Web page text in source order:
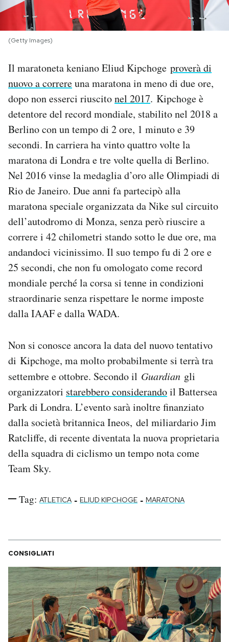
I MIEI PREFERITI
CALENDARIO
AREA PERSONALE
Area Personale
Newsletter
Notifiche mobile
Regala il Post
Hai bisogno di aiuto?
Esci
(Getty Images)
Il maratoneta keniano Eliud Kipchoge proverà di
nuovo a correreuna maratona in meno di due ore,
dopo non esserci riuscitonel 2017. Kipchoge è
detentore del record mondiale, stabilito nel 2018 a
Berlino con un tempo di 2 ore, 1 minuto e 39
secondi. In carriera ha vinto quattro volte la
maratona di Londra e tre volte quella di Berlino.
Nel 2016 vinse la medaglia d’oro alle Olimpiadi di
Rio de Janeiro. Due anni fa partecipò alla
maratona speciale organizzata da Nike sul circuito
dell’autodromo di Monza, senza però riuscire a
correre i 42 chilometri stando sotto le due ore, ma
andandoci vicinissimo. Il suo tempo fu di 2 ore e
25 secondi, che non fu omologato come record
mondiale perché la corsa si tenne in condizioni
straordinarie senza rispettare le norme imposte
dalla IAAF e dalla WADA.
Non si conosce ancora la data del nuovo tentativo
di Kipchoge, ma molto probabilmente si terrà tra
settembre e ottobre. Secondo il Guardian gli
organizzatori starebbero considerandoil Battersea
Park di Londra. L’evento sarà inoltre finanziato
dalla società britannica Ineos, del miliardario Jim
Ratcliffe, di recente diventata la nuova proprietaria
della squadra di ciclismo un tempo nota come
Team Sky.
Tag: ATLETICA - ELIUD KIPCHOGE - MARATONA
CONSIGLIATI